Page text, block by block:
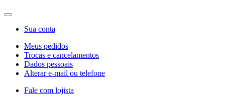
Sua conta
Meus pedidos
Trocas e cancelamentos
Dados pessoais
Alterar e-mail ou telefone
Fale com lojista